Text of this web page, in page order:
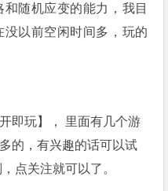
随机应变的能力，我目
以前空闲时间多，玩的
即玩】， 里面有几个游
的，有兴趣的话可以试
点关注就可以了。